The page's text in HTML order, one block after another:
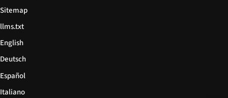
Sitemap
llms.txt
English
Deutsch
Español
Italiano